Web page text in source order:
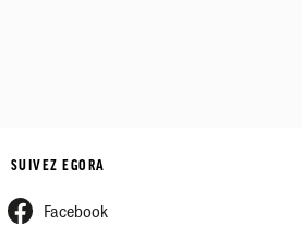
SUIVEZ EGORA
Facebook